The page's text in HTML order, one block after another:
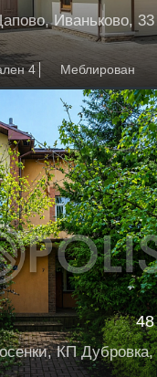
Иваньково, 33
4 Меблирован
КП Дубровка,